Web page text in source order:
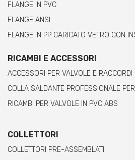
FLANGE IN PVC
FLANGE ANSI
FLANGE IN PP CARICATO VETRO CON
RICAMBI E ACCESSORI
ACCESSORI PER VALVOLE E RACCORDI
COLLA SALDANTE PROFESSIONALE
RICAMBI PER VALVOLE IN PVC ABS
COLLETTORI
COLLETTORI PRE-ASSEMBLATI